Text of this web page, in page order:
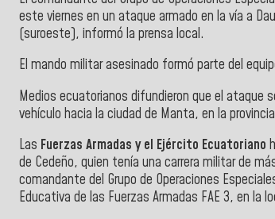
este viernes en un ataque armado en la vía a
(suroeste), informó la prensa local.
El mando militar asesinado formó parte del
Medios ecuatorianos difundieron que el ataque
vehículo hacia la ciudad de Manta, en la
Las Fuerzas Armadas y el Ejército Ecuatoriano
de Cedeño, quien tenía una carrera militar de
comandante del Grupo de Operaciones
Educativa de las Fuerzas Armadas FAE 3, en la